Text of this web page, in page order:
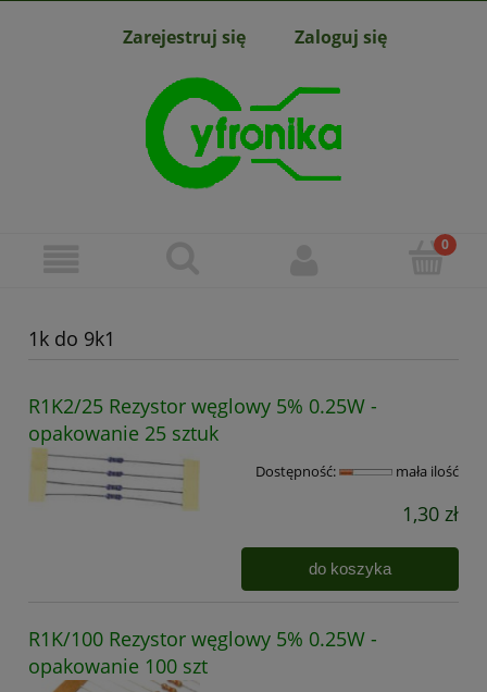
Zarejestruj się Zaloguj się
1k do 9k1
R1K2/25 Rezystor węglowy 5% 0.25W -
opakowanie 25 sztuk
Dostępność: mała ilość
1,30 zł
do koszyka
R1K/100 Rezystor węglowy 5% 0.25W -
opakowanie 100 szt